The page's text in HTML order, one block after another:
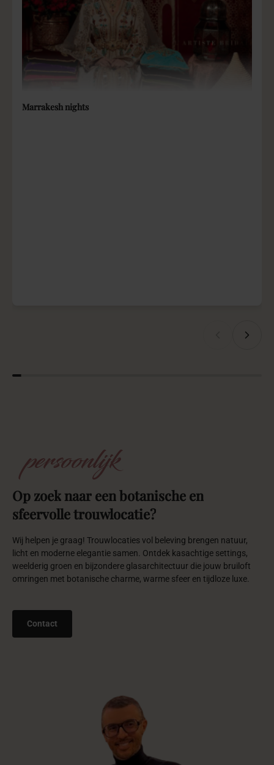
Marrakesh nights
persoonlijk
Op zoek naar eenbotanische en
sfeervolletrouwlocatie?
Wij helpen je graag! Trouwlocaties vol beleving brengen natuur,
licht en moderne elegantie samen. Ontdek kasachtige settings,
weelderig groen en bijzondere glasarchitectuur die jouw bruiloft
omringen met botanische charme, warme sfeer en tijdloze luxe.
Contact